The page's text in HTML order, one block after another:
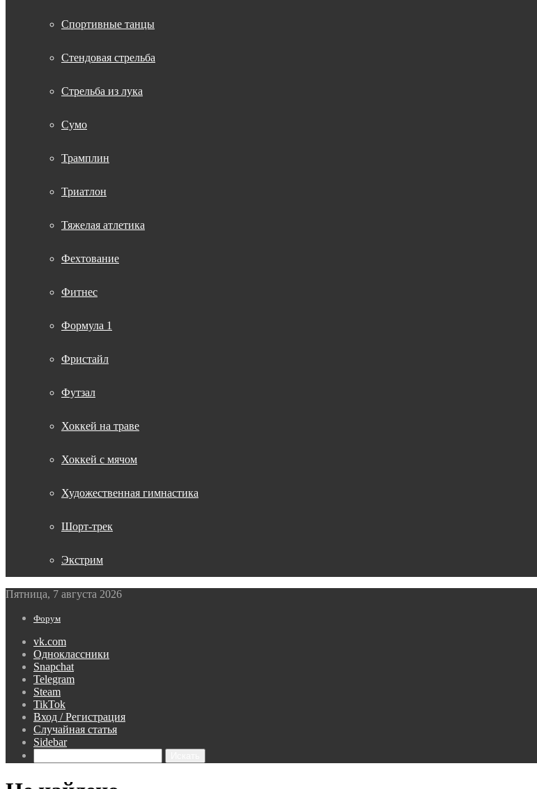
Спортивные танцы
Стендовая стрельба
Стрельба из лука
Сумо
Трамплин
Триатлон
Тяжелая атлетика
Фехтование
Фитнес
Формула 1
Фристайл
Футзал
Хоккей на траве
Хоккей с мячом
Художественная гимнастика
Шорт-трек
Экстрим
Пятница, 7 августа 2026
Форум
vk.com
Одноклассники
Snapchat
Telegram
Steam
TikTok
Вход / Регистрация
Случайная статья
Sidebar